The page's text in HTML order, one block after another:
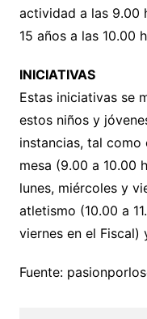
actividad a las 9.00
15 años a las 10.00
INICIATIVAS
Estas iniciativas se
estos niños y
instancias, tal
mesa (9.00 a 10.00
lunes, miércoles y
atletismo (10.00 a
viernes en el Fiscal)
Fuente: